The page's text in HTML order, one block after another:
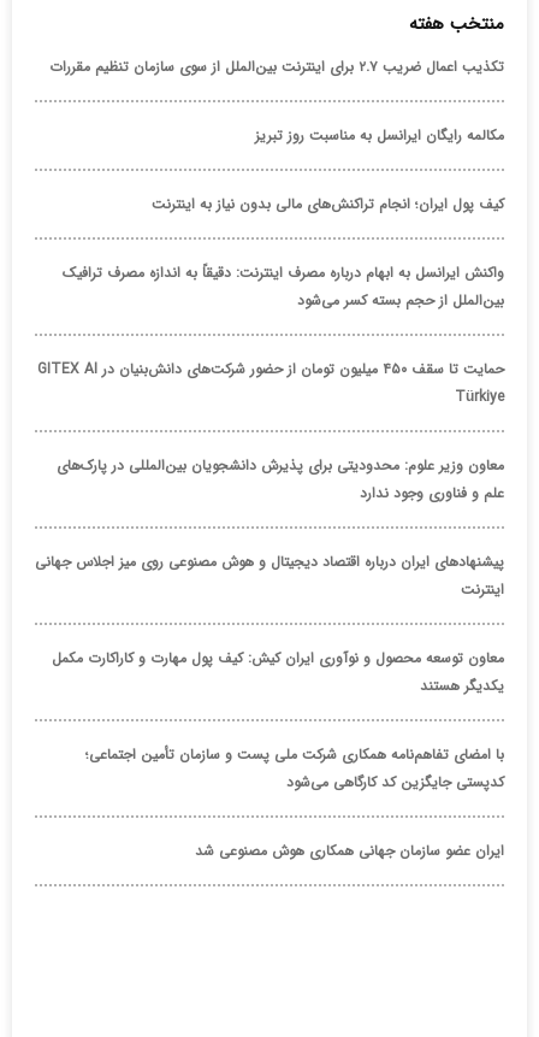
منتخب هفته
تکذیب اعمال ضریب ۲.۷ برای اینترنت بین‌الملل از سوی سازمان تنظیم مقررات
مکالمه رایگان ایرانسل به مناسبت روز تبریز
کیف پول ایران؛ انجام تراکنش‌های مالی بدون نیاز به اینترنت
واکنش ایرانسل به ابهام درباره مصرف اینترنت: دقیقاً به اندازه مصرف ترافیک
بین‌الملل از حجم بسته کسر می‌شود
حمایت تا سقف ۴۵۰ میلیون تومان از حضور شرکت‌های دانش‌بنیان در GITEX AI
Türkiye
معاون وزیر علوم: محدودیتی برای پذیرش دانشجویان بین‌المللی در پارک‌های
علم و فناوری وجود ندارد
پیشنهادهای ایران درباره اقتصاد دیجیتال و هوش مصنوعی روی میز اجلاس جهانی
اینترنت
معاون توسعه محصول و نوآوری ایران کیش: کیف پول مهارت و کاراکارت مکمل
یکدیگر هستند
با امضای تفاهم‌نامه همکاری شرکت ملی پست و سازمان تأمین اجتماعی؛
کدپستی جایگزین کد کارگاهی می‌شود
ایران عضو سازمان جهانی همکاری هوش مصنوعی شد